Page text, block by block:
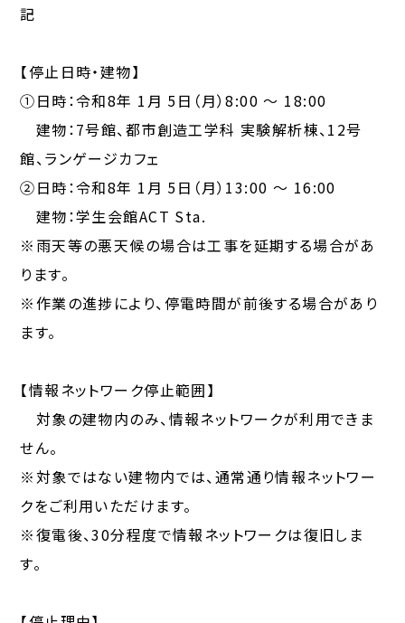
記
【停止日時・建物】
①日時：令和8年 1月 5日（月）8:00 ～ 18:00
建物：7号館、都市創造工学科 実験解析棟、12号
館、ランゲージカフェ
②日時：令和8年 1月 5日（月）13:00 ～ 16:00
建物：学生会館ACT Sta.
※雨天等の悪天候の場合は工事を延期する場合があ
ります。
※作業の進捗により、停電時間が前後する場合があり
ます。
【情報ネットワーク停止範囲】
対象の建物内のみ、情報ネットワークが利用できま
せん。
※対象ではない建物内では、通常通り情報ネットワー
クをご利用いただけます。
※復電後、30分程度で情報ネットワークは復旧しま
す。